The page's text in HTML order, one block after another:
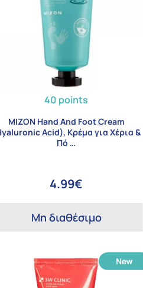
40 points
MIZON Hand And Foot Cream
Acid), Κρέμα για Χέρια &
Πό …
4.99€
Μη διαθέσιμο